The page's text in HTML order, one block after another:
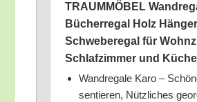
TRAUMMÖBEL
Bücher­re­gal Holz
Schwe­be­re­gal für
Schlaf­zim­mer und Küche
Wand­re­ga­le Karo –
sen­tie­ren, Nütz­li­ches